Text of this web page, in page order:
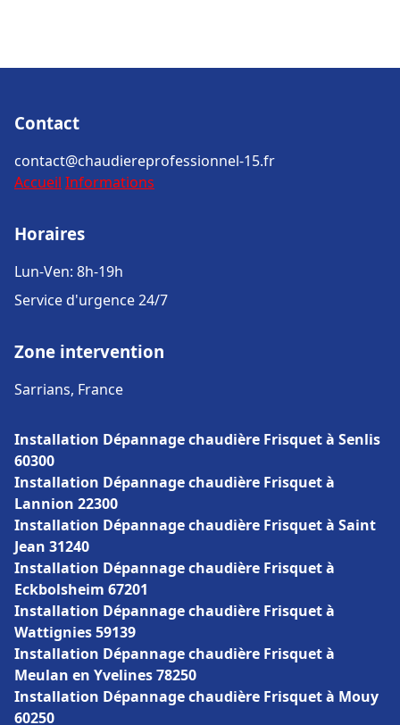
Contact
contact@chaudiereprofessionnel-15.fr
Accueil Informations
Horaires
Lun-Ven: 8h-19h
Service d'urgence 24/7
Zone intervention
Sarrians, France
Installation Dépannage chaudière Frisquet à Senlis
60300
Installation Dépannage chaudière Frisquet à
Lannion 22300
Installation Dépannage chaudière Frisquet à Saint
Jean 31240
Installation Dépannage chaudière Frisquet à
Eckbolsheim 67201
Installation Dépannage chaudière Frisquet à
Wattignies 59139
Installation Dépannage chaudière Frisquet à
Meulan en Yvelines 78250
Installation Dépannage chaudière Frisquet à Mouy
60250